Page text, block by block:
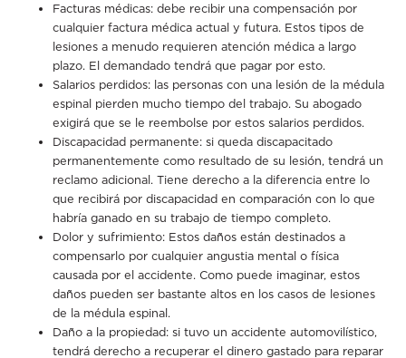
Facturas médicas: debe recibir una compensación por
cualquier factura médica actual y futura. Estos tipos de
lesiones a menudo requieren atención médica a largo
plazo. El demandado tendrá que pagar por esto.
Salarios perdidos: las personas con una lesión de la médula
espinal pierden mucho tiempo del trabajo. Su abogado
exigirá que se le reembolse por estos salarios perdidos.
Discapacidad permanente: si queda discapacitado
permanentemente como resultado de su lesión, tendrá un
reclamo adicional. Tiene derecho a la diferencia entre lo
que recibirá por discapacidad en comparación con lo que
habría ganado en su trabajo de tiempo completo.
Dolor y sufrimiento: Estos daños están destinados a
compensarlo por cualquier angustia mental o física
causada por el accidente. Como puede imaginar, estos
daños pueden ser bastante altos en los casos de lesiones
de la médula espinal.
Daño a la propiedad: si tuvo un accidente automovilístico,
tendrá derecho a recuperar el dinero gastado para reparar